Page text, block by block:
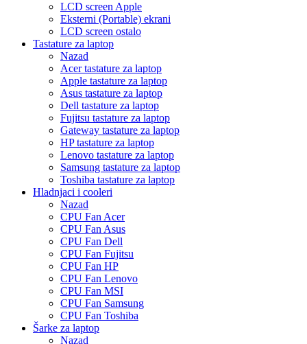
LCD screen Apple
Eksterni (Portable) ekrani
LCD screen ostalo
Tastature za laptop
Nazad
Acer tastature za laptop
Apple tastature za laptop
Asus tastature za laptop
Dell tastature za laptop
Fujitsu tastature za laptop
Gateway tastature za laptop
HP tastature za laptop
Lenovo tastature za laptop
Samsung tastature za laptop
Toshiba tastature za laptop
Hladnjaci i cooleri
Nazad
CPU Fan Acer
CPU Fan Asus
CPU Fan Dell
CPU Fan Fujitsu
CPU Fan HP
CPU Fan Lenovo
CPU Fan MSI
CPU Fan Samsung
CPU Fan Toshiba
Šarke za laptop
Nazad